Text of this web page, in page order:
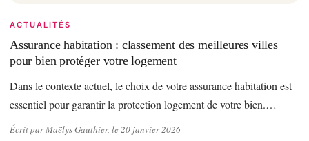
ACTUALITÉS
Assurance habitation : classement des meilleures villes
pour bien protéger votre logement
Dans le contexte actuel, le choix de votre assurance habitation est
essentiel pour garantir la protection logement de votre bien.…
Écrit par Maëlys Gauthier, le 20 janvier 2026